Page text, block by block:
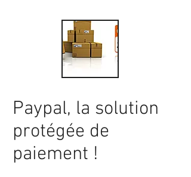
Paypal, la solution
protégée de
paiement !